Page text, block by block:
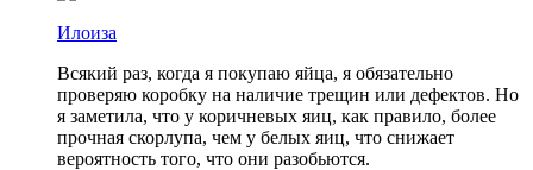
Илоиза
Всякий раз, когда я покупаю яйца, я обязательно
проверяю коробку на наличие трещин или дефектов. Но
я заметила, что у коричневых яиц, как правило, более
прочная скорлупа, чем у белых яиц, что снижает
вероятность того, что они разобьются.